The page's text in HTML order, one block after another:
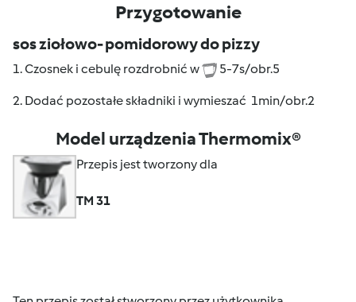
Przygotowanie
sos ziołowo- pomidorowy do pizzy
1. Czosnek i cebulę rozdrobnić w 5-7s/obr.5
2. Dodać pozostałe składniki i wymieszać 1min/obr.2
Model urządzenia Thermomix®
Przepis jest tworzony dla
TM 31